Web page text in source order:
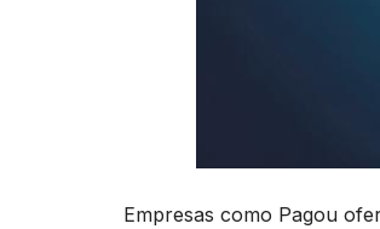
Empresas como Pagou